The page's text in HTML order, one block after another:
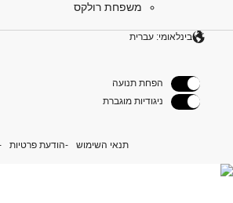
משפחת רולקס
בינלאומי: עברית
הפחת תנועה
ניגודיות מוגברת
תנאי השימוש הודעת פרטיות